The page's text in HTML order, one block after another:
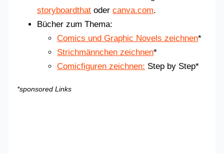
storyboardthat odercanva.com.
Bücher zum Thema:
Comics und Graphic Novels zeichnen*
Strichmännchen zeichnen*
Comicfiguren zeichnen: Step by Step*
*sponsored Links